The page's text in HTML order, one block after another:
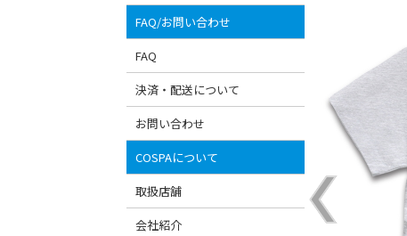
FAQ/お問い合わせ
FAQ
決済・配送について
お問い合わせ
COSPAについて
取扱店舗
会社紹介